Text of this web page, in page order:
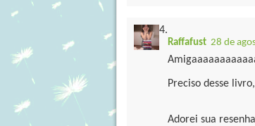
Raffafust 28 de
Preciso desse
Adorei sua